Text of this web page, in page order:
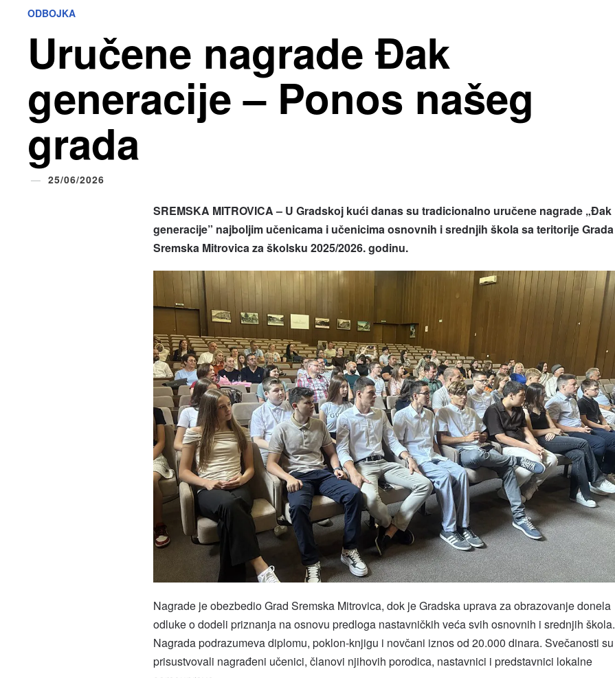
ODBOJKA
Uručene nagrade Đak
generacije – Ponos našeg
grada
25/06/2026
SREMSKA MITROVICA – U Gradskoj kući danas su tradicionalno uručene nagrade „Đak
generacije” najboljim učenicama i učenicima osnovnih i srednjih škola sa teritorije Grada
Sremska Mitrovica za školsku 2025/2026. godinu.
Nagrade je obezbedio Grad Sremska Mitrovica, dok je Gradska uprava za obrazovanje donela
odluke o dodeli priznanja na osnovu predloga nastavničkih veća svih osnovnih i srednjih škola.
Nagrada podrazumeva diplomu, poklon-knjigu i novčani iznos od 20.000 dinara. Svečanosti su
prisustvovali nagrađeni učenici, članovi njihovih porodica, nastavnici i predstavnici lokalne